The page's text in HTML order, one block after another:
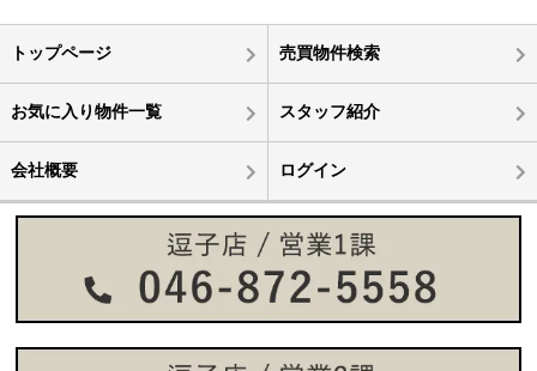
トップページ 売買物件検索
お気に入り物件一覧 スタッフ紹介
会社概要 ログイン